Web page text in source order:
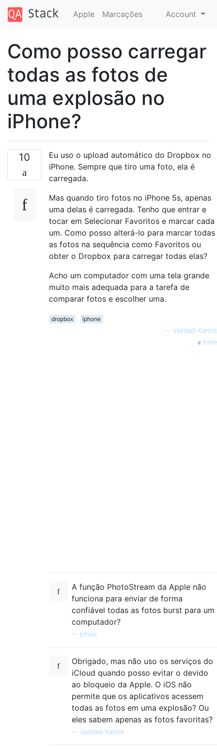
Apple Marcações Account
Como posso carregar
todas as fotos de
uma explosão no
iPhone?
10
Eu uso o upload automático do Dropbox no
iPhone. Sempre que tiro uma foto, ela é
carregada.
Mas quando tiro fotos no iPhone 5s, apenas
uma delas é carregada. Tenho que entrar e
tocar em Selecionar Favoritos e marcar cada
um. Como posso alterá-lo para marcar todas
as fotos na sequência como Favoritos ou
obter o Dropbox para carregar todas elas?
Acho um computador com uma tela grande
muito mais adequada para a tarefa de
comparar fotos e escolher uma.
dropbox
iphone
— Vaddadi Kartick
fonte
A função PhotoStream da Apple não
funciona para enviar de forma
confiável todas as fotos burst para um
computador?
bmike
Obrigado, mas não uso os serviços do
iCloud quando posso evitar o devido
ao bloqueio da Apple. O iOS não
permite que os aplicativos acessem
todas as fotos em uma explosão? Ou
eles sabem apenas as fotos favoritas?
— Vaddadi Kartick